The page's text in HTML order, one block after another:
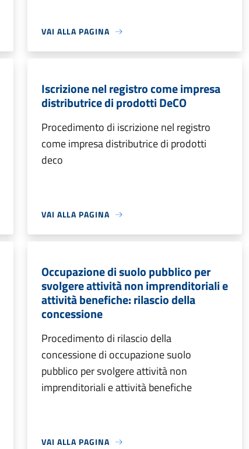
VAI ALLA PAGINA
Iscrizione nel registro come impresa
distributrice di prodotti DeCO
Procedimento di iscrizione nel registro
come impresa distributrice di prodotti
deco
VAI ALLA PAGINA
Occupazione di suolo pubblico per
svolgere attività non imprenditoriali e
attività benefiche: rilascio della
concessione
Procedimento di rilascio della
concessione di occupazione suolo
pubblico per svolgere attività non
imprenditoriali e attività benefiche
VAI ALLA PAGINA